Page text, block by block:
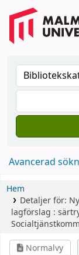
Avancerad
Hem
Detaljer för:
lagförslag :
Normalvy